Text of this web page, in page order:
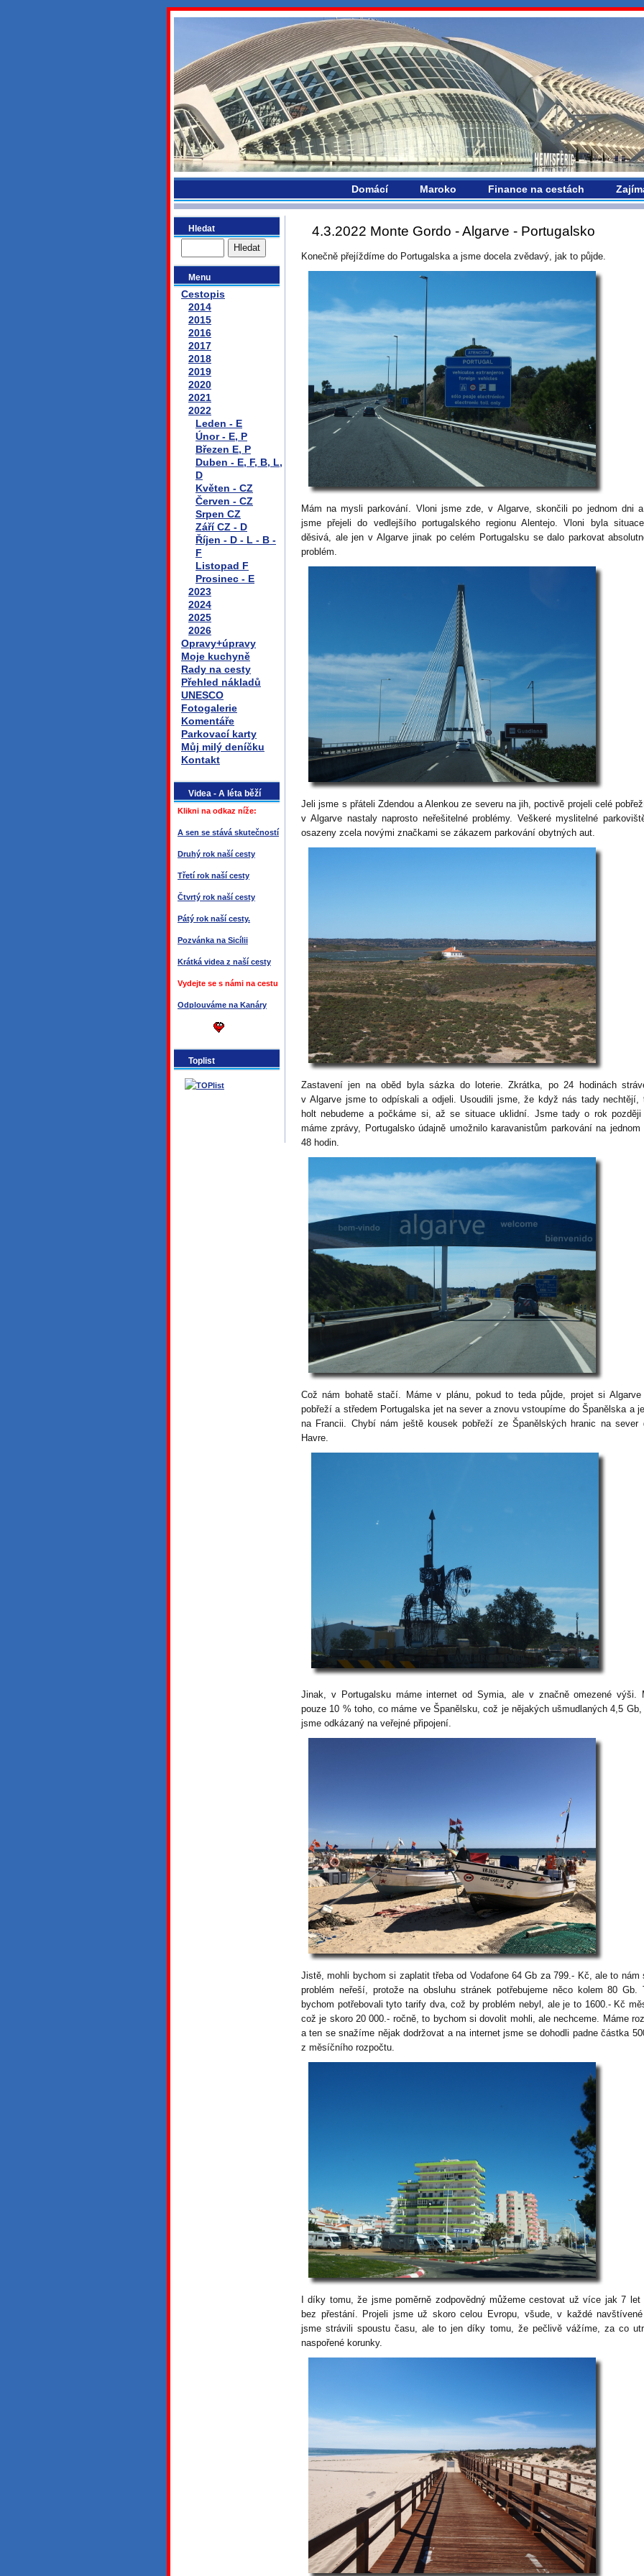
bydlikemevropou.com
Domácí Maroko Finance na cestách
Hledat
Menu
Cestopis
2014
2015
2016
2017
2018
2019
2020
2021
2022
Leden - E
Únor - E, P
Březen E, P
Duben - E, F, B, L,
D
Květen - CZ
Červen - CZ
Srpen CZ
Září CZ - D
Říjen - D - L - B -
F
Listopad F
Prosinec - E
2023
2024
2025
2026
Opravy+úpravy
Moje kuchyně
Rady na cesty
Přehled nákladů
UNESCO
Fotogalerie
Komentáře
Parkovací karty
Můj milý deníčku
Kontakt
Videa - A léta běží
Klikni na odkaz níže:
A sen se stává skutečností
Druhý rok naší cesty
Třetí rok naší cesty
Čtvrtý rok naší cesty
Pátý rok naší cesty.
Pozvánka na Sicílii
Krátká videa z naší cesty
Vydejte se s námi na cestu
Odplouváme na Kanáry
Toplist
4.3.2022 Monte Gordo - Algarve - Portugalsko
Konečně přejíždíme do Portugalska a jsme docela zvědavý, jak to půjde.
Mám na mysli parkování. Vloni jsme zde, v Algarve, skončili po jednom dni a
jsme přejeli do vedlejšího portugalského regionu Alentejo. Vloni byla
děsivá, ale jen v Algarve jinak po celém Portugalsku se dalo parkovat
problém.
Jeli jsme s přáteli Zdendou a Alenkou ze severu na jih, poctivě projeli celé
v Algarve nastaly naprosto neřešitelné problémy. Veškeré myslitelné
osazeny zcela novými značkami se zákazem parkování obytných aut.
Zastavení jen na oběd byla sázka do loterie. Zkrátka, po 24 hodinách
v Algarve jsme to odpískali a odjeli. Usoudili jsme, že když nás tady nechtějí,
holt nebudeme a počkáme si, až se situace uklidní. Jsme tady o rok
máme zprávy, Portugalsko údajně umožnilo karavanistům parkování na jednom
48 hodin.
Což nám bohatě stačí. Máme v plánu, pokud to teda půjde, projet si Algarve
pobřeží a středem Portugalska jet na sever a znovu vstoupíme do Španělska a
na Francii. Chybí nám ještě kousek pobřeží ze Španělských hranic na sever
Havre.
Jinak, v Portugalsku máme internet od Symia, ale v značně omezené výši.
pouze 10 % toho, co máme ve Španělsku, což je nějakých ušmudlaných 4,5
jsme odkázaný na veřejné připojení.
Jistě, mohli bychom si zaplatit třeba od Vodafone 64 Gb za 799.- Kč, ale to nám
problém neřeší, protože na obsluhu stránek potřebujeme něco kolem 80 Gb.
bychom potřebovali tyto tarify dva, což by problém nebyl, ale je to 1600.- Kč
což je skoro 20 000.- ročně, to bychom si dovolit mohli, ale nechceme. Máme
a ten se snažíme nějak dodržovat a na internet jsme se dohodli padne částka
z měsíčního rozpočtu.
I díky tomu, že jsme poměrně zodpovědný můžeme cestovat už více jak 7 let
bez přestání. Projeli jsme už skoro celou Evropu, všude, v každé
jsme strávili spoustu času, ale to jen díky tomu, že pečlivě vážíme, za co
naspořené korunky.